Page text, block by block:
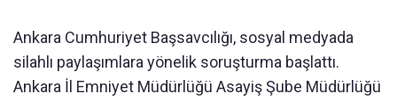
Ankara Cumhuriyet Başsavcılığı, sosyal medyada
silahlı paylaşımlara yönelik soruşturma başlattı.
Ankara İl Emniyet Müdürlüğü Asayiş Şube Müdürlüğü